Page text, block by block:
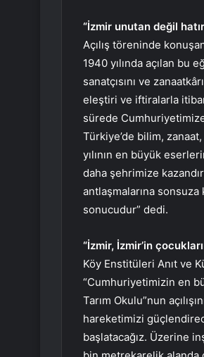
“İzmir unutan değil
Açılış töreninde
1940 yılında açılan bu
sanatçısını ve
eleştiri ve iftiralarla
sürede
Türkiye’de bilim,
yılının en büyük
daha şehrimize
antlaşmalarına sonsuza
sonucudur” dedi.
“İzmir, İzmir’in
Köy Enstitüleri Anıt ve
“Cumhuriyetimizin en
Tarım Okulu”nun
hareketimizi
başlatacağız. Üzerine